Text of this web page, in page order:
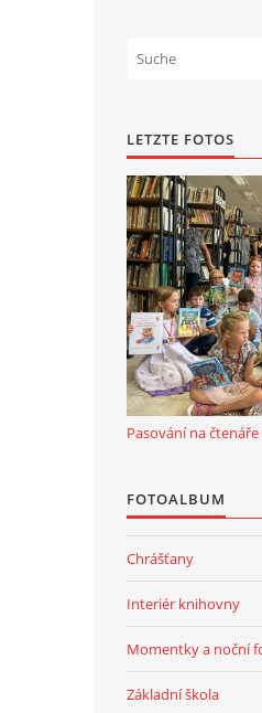
LETZTE FOTOS
Pasování na čtenáře
FOTOALBUM
Chrášťany
Interiér knihovny
Momentky a noční
Základní škola